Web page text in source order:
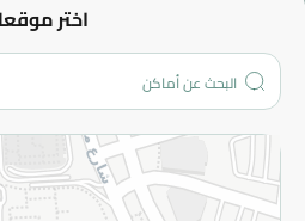
اختر
من نحن؟
المزيد
الاسترجاع
سياسة الخصوصية